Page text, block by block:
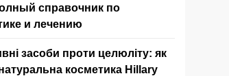
справочник по
и лечению
засоби проти целюліту: як
косметика Hillary